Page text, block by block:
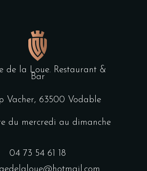
de la Loue. Restaurant &
Bar
Vacher, 63500 Vodable
du mercredi au dimanche
04 73 54 61 18